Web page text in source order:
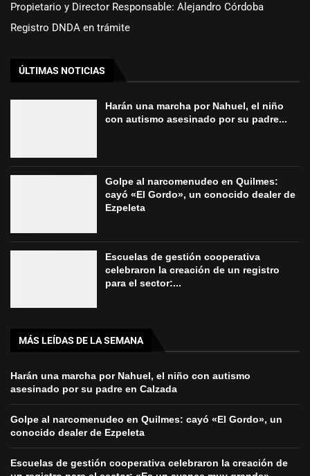
Propietario y Director Responsable: Alejandro Córdoba
Registro DNDA en trámite
ÚLTIMAS NOTICIAS
Harán una marcha por Nahuel, el niño
con autismo asesinado por su padre...
Golpe al narcomenudeo en Quilmes:
cayó «El Gordo», un conocido dealer de
Ezpeleta
Escuelas de gestión cooperativa
celebraron la creación de un registro
para el sector:...
MÁS LEÍDAS DE LA SEMANA
Harán una marcha por Nahuel, el niño con autismo
asesinado por su padre en Calzada
Golpe al narcomenudeo en Quilmes: cayó «El Gordo», un
conocido dealer de Ezpeleta
Escuelas de gestión cooperativa celebraron la creación de